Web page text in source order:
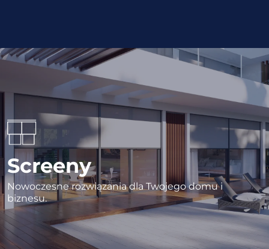
Screeny
Nowoczesne rozwiązania dla Twojego domu i
biznesu.